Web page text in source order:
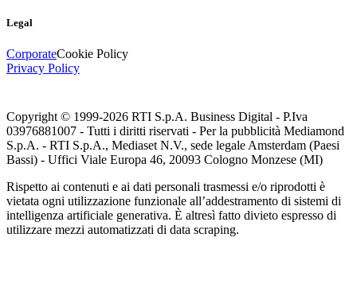
Legal
CorporateCookie Policy
Privacy Policy
Copyright © 1999-2026 RTI S.p.A. Business Digital - P.Iva
03976881007 - Tutti i diritti riservati - Per la pubblicità Mediamond
S.p.A. - RTI S.p.A., Mediaset N.V., sede legale Amsterdam (Paesi
Bassi) - Uffici Viale Europa 46, 20093 Cologno Monzese (MI)
Rispetto ai contenuti e ai dati personali trasmessi e/o riprodotti è
vietata ogni utilizzazione funzionale all’addestramento di sistemi di
intelligenza artificiale generativa. È altresì fatto divieto espresso di
utilizzare mezzi automatizzati di data scraping.